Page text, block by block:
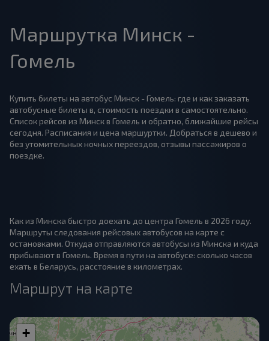
Маршрутка Минск -
Гомель
Купить билеты на автобус Минск - Гомель: где и как заказать
автобусные билеты в, стоимость поездки в самостоятельно.
Список рейсов из Минск в Гомель и обратно, ближайшие рейсы
сегодня. Расписания и цена маршуртки. Добраться в дешево и
без утомительных ночных переездов, отзывы пассажиров о
поездке.
Как из Минска быстро доехать до центра Гомель в 2026 году.
Маршруты следования рейсовых автобусов на карте с
остановками. Откуда отправляются автобусы из Минска и куда
прибывают в Гомель. Время в пути на автобусе: сколько часов
ехать в Беларусь, расстояние в километрах.
Маршрут на карте
+